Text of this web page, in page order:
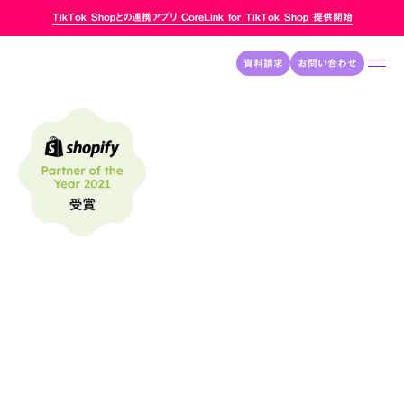
TikTok Shopとの連携アプリ CoreLink for TikTok Shop 提供開始
資料請求 お問い合わせ